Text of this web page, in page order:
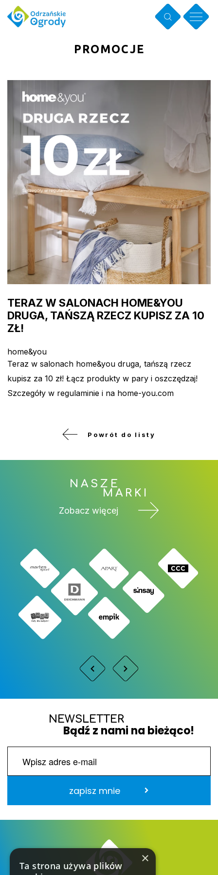
PROMOCJE
TERAZ W SALONACH HOME&YOU
DRUGA, TAŃSZĄ RZECZ KUPISZ ZA 10
ZŁ!
home&you
Teraz w salonach home&you druga, tańszą rzecz
kupisz za 10 zł! Łącz produkty w pary i oszczędzaj!
Szczegóły w regulaminie i na home-you.com
Powrót do listy
NASZE
MARKI
Zobacz więcej
NEWSLETTER
Bądź z nami na bieżąco!
zapisz mnie
×
Ta strona używa plików